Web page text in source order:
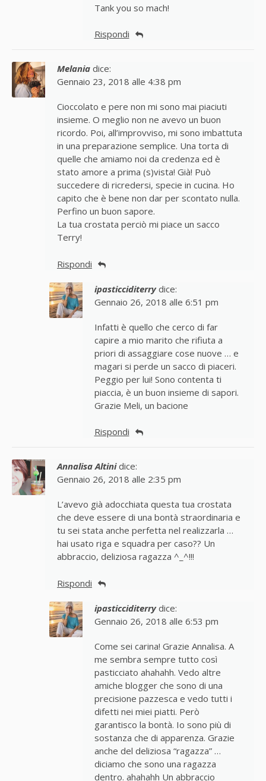
Tank you so mach!
Rispondi
Melania dice:
Gennaio 23, 2018 alle 4:38 pm
Cioccolato e pere non mi sono mai piaciuti
insieme. O meglio non ne avevo un buon
ricordo. Poi, all’improvviso, mi sono imbattuta
in una preparazione semplice. Una torta di
quelle che amiamo noi da credenza ed è
stato amore a prima (s)vista! Già! Può
succedere di ricredersi, specie in cucina. Ho
capito che è bene non dar per scontato nulla.
Perfino un buon sapore.
La tua crostata perciò mi piace un sacco
Terry!
Rispondi
ipasticciditerry dice:
Gennaio 26, 2018 alle 6:51 pm
Infatti è quello che cerco di far
capire a mio marito che rifiuta a
priori di assaggiare cose nuove … e
magari si perde un sacco di piaceri.
Peggio per lui! Sono contenta ti
piaccia, è un buon insieme di sapori.
Grazie Meli, un bacione
Rispondi
Annalisa Altini dice:
Gennaio 26, 2018 alle 2:35 pm
L’avevo già adocchiata questa tua crostata
che deve essere di una bontà straordinaria e
tu sei stata anche perfetta nel realizzarla …
hai usato riga e squadra per caso?? Un
abbraccio, deliziosa ragazza ^_^!!!
Rispondi
ipasticciditerry dice:
Gennaio 26, 2018 alle 6:53 pm
Come sei carina! Grazie Annalisa. A
me sembra sempre tutto così
pasticciato ahahahh. Vedo altre
amiche blogger che sono di una
precisione pazzesca e vedo tutti i
difetti nei miei piatti. Però
garantisco la bontà. Io sono più di
sostanza che di apparenza. Grazie
anche del deliziosa “ragazza” …
diciamo che sono una ragazza
dentro. ahahahh Un abbraccio